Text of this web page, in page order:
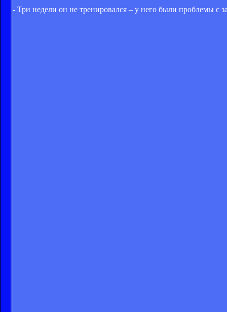
- Три недели он не тренировался – у него были проблемы с